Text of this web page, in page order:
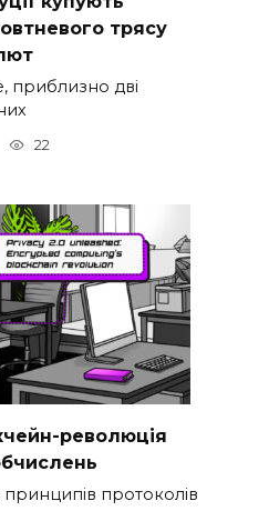
трясу
приблизно дві
22
революція
протоколів